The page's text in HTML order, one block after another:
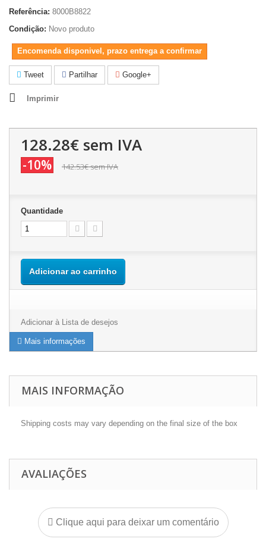
Referência: 8000B8822
Condição: Novo produto
Encomenda disponivel, prazo entrega a confirmar
Tweet Partilhar Google+
Imprimir
128.28€ sem IVA
-10% 142.53€sem IVA
Quantidade
Adicionar ao carrinho
Adicionar à Lista de desejos
Mais informações
MAIS INFORMAÇÃO
Shipping costs may vary depending on the final size of the box
AVALIAÇÕES
Clique aqui para deixar um comentário